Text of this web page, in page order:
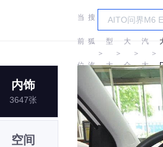
当
前
位
搜
狐
汽
＞
车
型
大
全
＞
大
众
＞
上
汽
大
众
＞
内饰
3647张
空间